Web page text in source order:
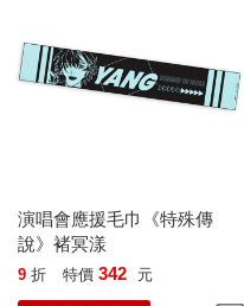
演唱會應援毛巾《特殊傳
說》褚冥漾
9 折 特價 342 元